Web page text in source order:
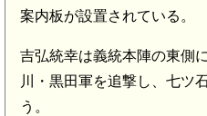
案内板が設置されている。
吉弘統幸は義統本陣の東側に
川・黒田軍を追撃し、七ツ
う。